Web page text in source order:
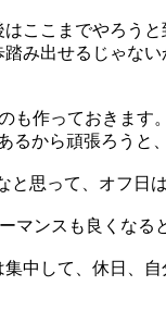
こまでやろう
み出せるじゃな
作っておきま
から頑張ろうと
思って、オフ日
ンスも良くなる
して、休日、